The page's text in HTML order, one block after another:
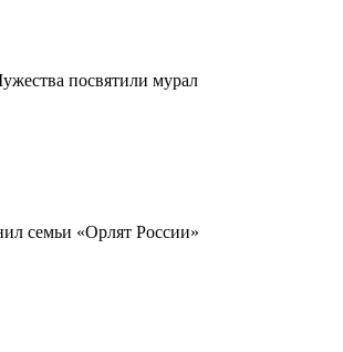
посвятили мурал
семьи «Орлят России»